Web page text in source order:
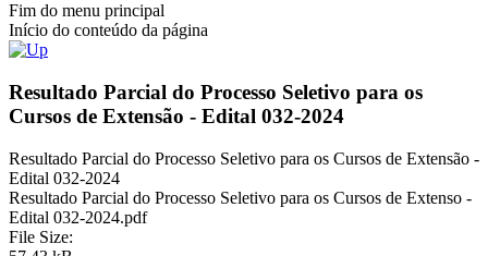
Fim do menu principal
Início do conteúdo da página
Resultado Parcial do Processo Seletivo para os
Cursos de Extensão - Edital 032-2024
Resultado Parcial do Processo Seletivo para os Cursos de Extensão -
Edital 032-2024
Resultado Parcial do Processo Seletivo para os Cursos de Extenso -
Edital 032-2024.pdf
File Size: